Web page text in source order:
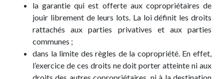
la garantie qui est offerte aux copropriétaires de
jouir librement de leurs lots. La loi définit les droits
rattachés aux parties privatives et aux parties
communes ;
dans la limite des règles de la copropriété. En effet,
l’exercice de ces droits ne doit porter atteinte ni aux